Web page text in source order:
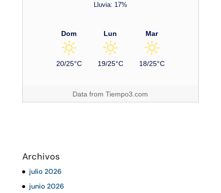
Lluvia: 17%
Dom
20/25°C
Lun
19/25°C
Mar
18/25°C
Data fromTiempo3.com
Archivos
julio 2026
junio 2026